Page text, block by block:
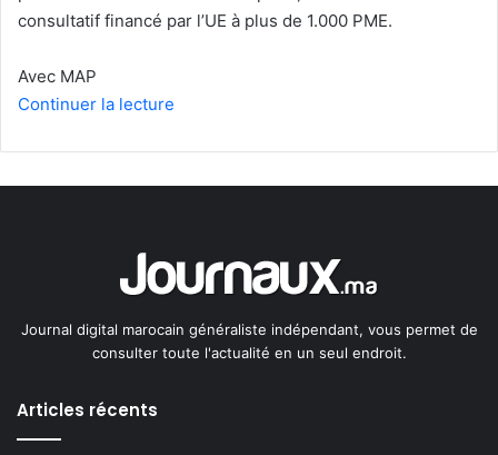
consultatif financé par l’UE à plus de 1.000 PME.
Avec MAP
Continuer la lecture
Journal digital marocain généraliste indépendant, vous permet de
consulter toute l'actualité en un seul endroit.
Articles récents